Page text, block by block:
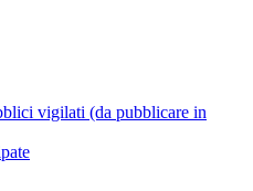
vigilati (da pubblicare in